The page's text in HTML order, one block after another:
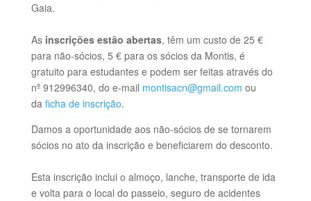
Gaia.
As inscrições estão abertas, têm um custo de 25 €
para não-sócios, 5 € para os sócios da Montis, é
gratuito para estudantes e podem ser feitas através do
nº 912996340, do e-mail montisacn@gmail.com ou
da ficha de inscrição.
Damos a oportunidade aos não-sócios de se tornarem
sócios no ato da inscrição e beneficiarem do desconto.
Esta inscrição inclui o almoço, lanche, transporte de ida
e volta para o local do passeio, seguro de acidentes